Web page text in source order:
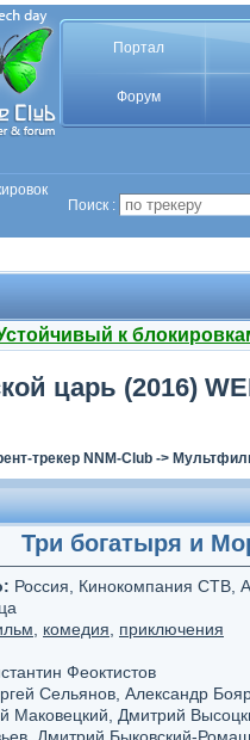
Портал
Форум
Поиск :
к
царь (2016)
трекер NNM-Club ->
Три богатыря и
Россия, Кинокомпания СТВ,
комедия приключения
Феоктистов
Сельянов, Александр
Маковецкий, Дмитрий